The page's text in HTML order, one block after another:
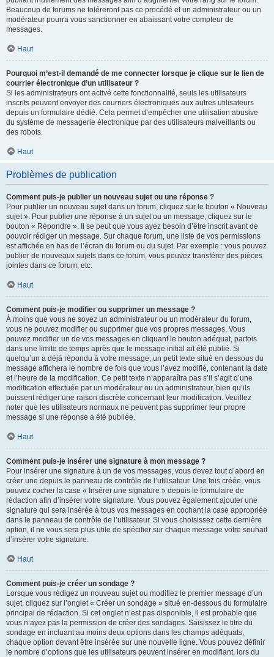
Beaucoup de forums ne toléreront pas ce procédé et un administrateur ou un
modérateur pourra vous sanctionner en abaissant votre compteur de
messages.
Haut
Pourquoi m’est-il demandé de me connecter lorsque je clique sur le lien de
courrier électronique d’un utilisateur ?
Si les administrateurs ont activé cette fonctionnalité, seuls les utilisateurs
inscrits peuvent envoyer des courriers électroniques aux autres utilisateurs
depuis un formulaire dédié. Cela permet d’empêcher une utilisation abusive
du système de messagerie électronique par des utilisateurs malveillants ou
des robots.
Haut
Problèmes de publication
Comment puis-je publier un nouveau sujet ou une réponse ?
Pour publier un nouveau sujet dans un forum, cliquez sur le bouton « Nouveau
sujet ». Pour publier une réponse à un sujet ou un message, cliquez sur le
bouton « Répondre ». Il se peut que vous ayez besoin d’être inscrit avant de
pouvoir rédiger un message. Sur chaque forum, une liste de vos permissions
est affichée en bas de l’écran du forum ou du sujet. Par exemple : vous pouvez
publier de nouveaux sujets dans ce forum, vous pouvez transférer des pièces
jointes dans ce forum, etc.
Haut
Comment puis-je modifier ou supprimer un message ?
À moins que vous ne soyez un administrateur ou un modérateur du forum,
vous ne pouvez modifier ou supprimer que vos propres messages. Vous
pouvez modifier un de vos messages en cliquant le bouton adéquat, parfois
dans une limite de temps après que le message initial ait été publié. Si
quelqu’un a déjà répondu à votre message, un petit texte situé en dessous du
message affichera le nombre de fois que vous l’avez modifié, contenant la date
et l’heure de la modification. Ce petit texte n’apparaîtra pas s’il s’agit d’une
modification effectuée par un modérateur ou un administrateur, bien qu’ils
puissent rédiger une raison discrète concernant leur modification. Veuillez
noter que les utilisateurs normaux ne peuvent pas supprimer leur propre
message si une réponse a été publiée.
Haut
Comment puis-je insérer une signature à mon message ?
Pour insérer une signature à un de vos messages, vous devez tout d’abord en
créer une depuis le panneau de contrôle de l’utilisateur. Une fois créée, vous
pouvez cocher la case « Insérer une signature » depuis le formulaire de
rédaction afin d’insérer votre signature. Vous pouvez également ajouter une
signature qui sera insérée à tous vos messages en cochant la case appropriée
dans le panneau de contrôle de l’utilisateur. Si vous choisissez cette dernière
option, il ne vous sera plus utile de spécifier sur chaque message votre souhait
d’insérer votre signature.
Haut
Comment puis-je créer un sondage ?
Lorsque vous rédigez un nouveau sujet ou modifiez le premier message d’un
sujet, cliquez sur l’onglet « Créer un sondage » situé en-dessous du formulaire
principal de rédaction. Si cet onglet n’est pas disponible, il est probable que
vous n’ayez pas la permission de créer des sondages. Saisissez le titre du
sondage en incluant au moins deux options dans les champs adéquats,
chaque option devant être insérée sur une nouvelle ligne. Vous pouvez définir
le nombre d’options que les utilisateurs peuvent insérer en modifiant, lors du